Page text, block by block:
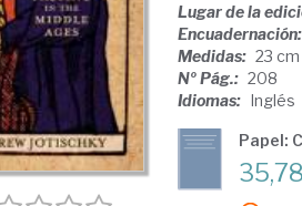
Lugar de la
Encuadernación:
Medidas: 23 cm
Nº Pág.: 208
Idiomas: Inglés
Papel: